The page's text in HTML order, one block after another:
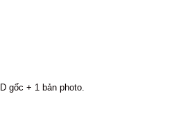
gốc + 1 bản photo.